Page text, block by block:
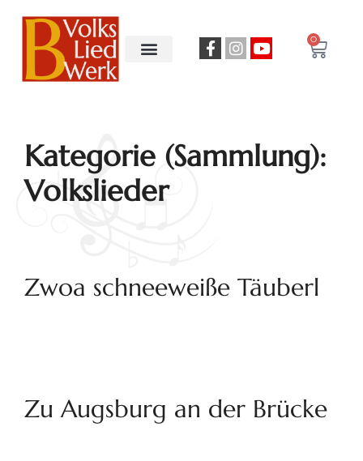
0
Kategorie (Sammlung):
Volkslieder
Zwoa schneeweiße Täuberl
Zu Augsburg an der Brücke